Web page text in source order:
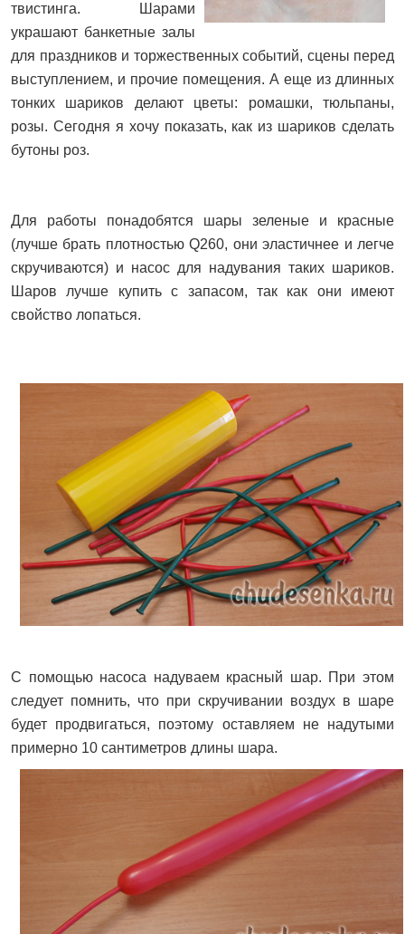
твистинга. Шарами
украшают банкетные залы
для праздников и торжественных событий, сцены перед
выступлением, и прочие помещения. А еще из длинных
тонких шариков делают цветы: ромашки, тюльпаны,
розы. Сегодня я хочу показать, как из шариков сделать
бутоны роз.
Для работы понадобятся шары зеленые и красные
(лучше брать плотностью Q260, они эластичнее и легче
скручиваются) и насос для надувания таких шариков.
Шаров лучше купить с запасом, так как они имеют
свойство лопаться.
С помощью насоса надуваем красный шар. При этом
следует помнить, что при скручивании воздух в шаре
будет продвигаться, поэтому оставляем не надутыми
примерно 10 сантиметров длины шара.